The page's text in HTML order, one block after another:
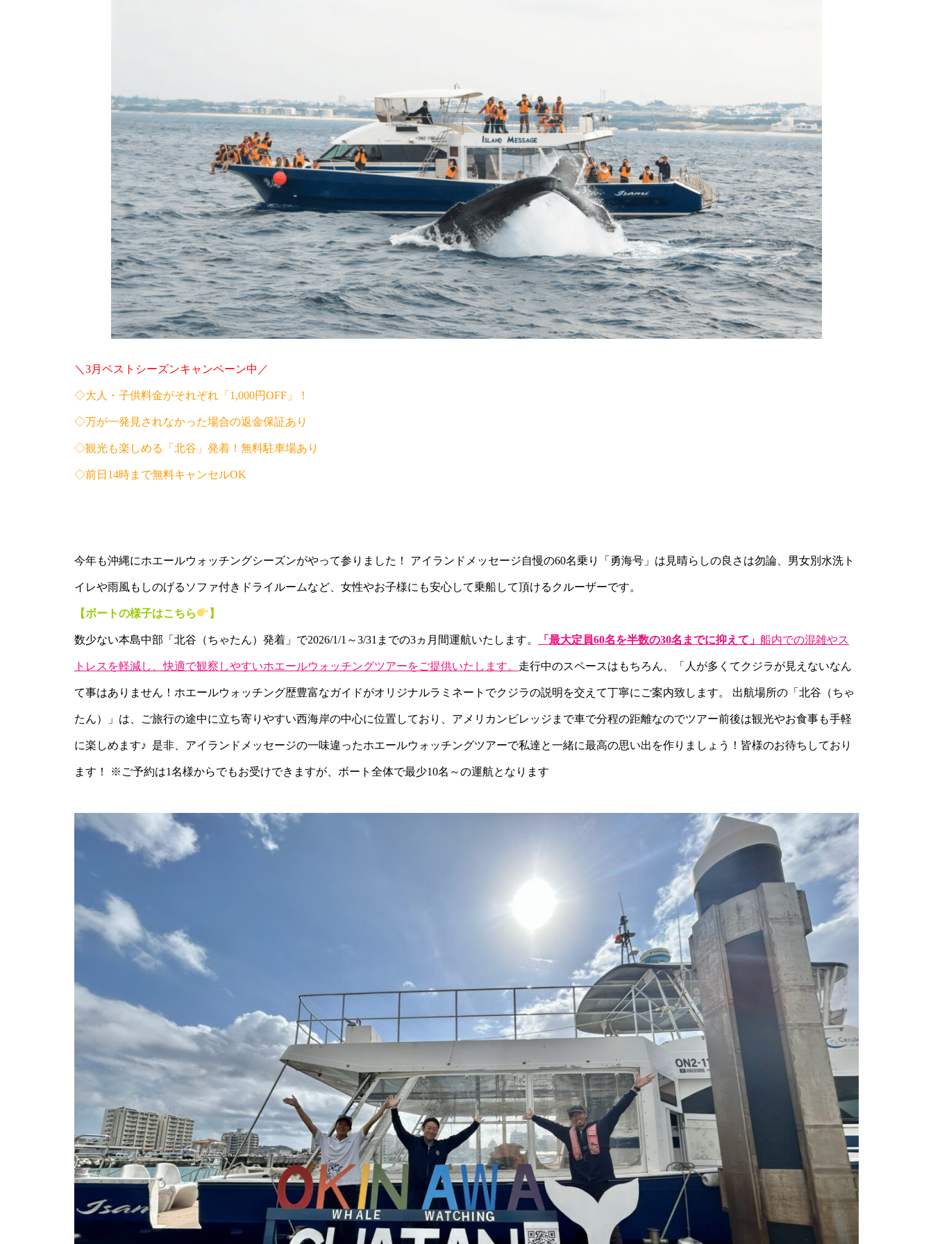
＼3月ベストシーズンキャンペーン中／
◇大人・子供料金がそれぞれ「1,000円OFF」！
◇万が一発見されなかった場合の返金保証あり
◇観光も楽しめる「北谷」発着！無料駐車場あり
◇前日14時まで無料キャンセルOK
今年も沖縄にホエールウォッチングシーズンがやって参りました！ アイランドメッセージ自慢の60名乗り「勇海号」は見晴らしの良さは勿論、男女別水洗ト
イレや雨風もしのげるソファ付きドライルームなど、女性やお子様にも安心して乗船して頂けるクルーザーです。
【ボートの様子はこちら 】
数少ない本島中部「北谷（ちゃたん）発着」で2026/1/1～3/31までの3ヵ月間運航いたします。 「最大定員60名を半数の30名までに抑えて」 船内での混雑やス
トレスを軽減し、快適で観察しやすいホエールウォッチングツアーをご提供いたします。 走行中のスペースはもちろん、「人が多くてクジラが見えないなん
て事はありません！ホエールウォッチング歴豊富なガイドがオリジナルラミネートでクジラの説明を交えて丁寧にご案内致します。 出航場所の「北谷（ちゃ
たん）」は、ご旅行の途中に立ち寄りやすい西海岸の中心に位置しており、アメリカンビレッジまで車で分程の距離なのでツアー前後は観光やお食事も手軽
に楽しめます♪ 是非、アイランドメッセージの一味違ったホエールウォッチングツアーで私達と一緒に最高の思い出を作りましょう！皆様のお待ちしており
ます！ ※ご予約は1名様からでもお受けできますが、ボート全体で最少10名～の運航となります